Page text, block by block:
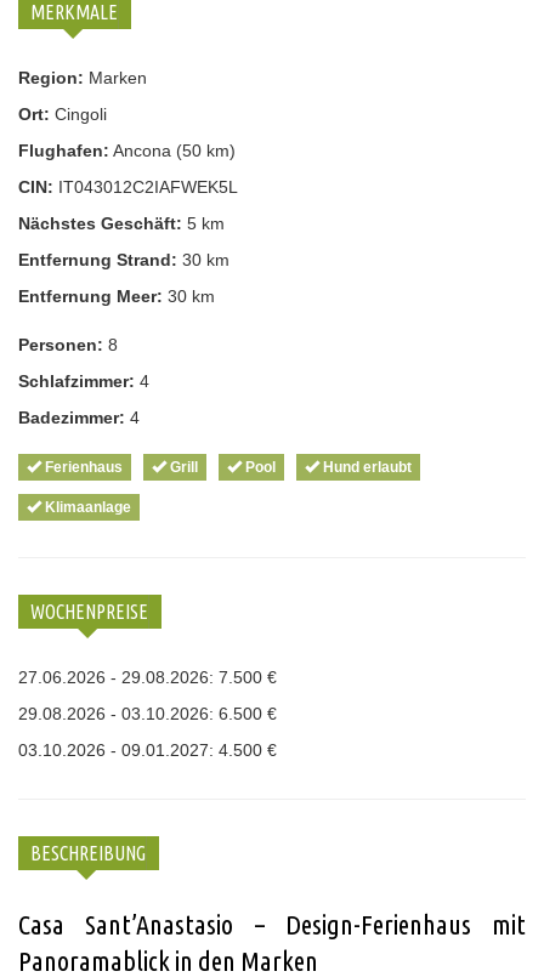
MERKMALE
Region: Marken
Ort: Cingoli
Flughafen: Ancona (50 km)
CIN: IT043012C2IAFWEK5L
Nächstes Geschäft: 5 km
Entfernung Strand: 30 km
Entfernung Meer: 30 km
Personen: 8
Schlafzimmer: 4
Badezimmer: 4
Ferienhaus Grill Pool Hund erlaubt
Klimaanlage
WOCHENPREISE
27.06.2026 - 29.08.2026: 7.500 €
29.08.2026 - 03.10.2026: 6.500 €
03.10.2026 - 09.01.2027: 4.500 €
BESCHREIBUNG
Casa Sant’Anastasio – Design-Ferienhaus mit
Panoramablick in den Marken